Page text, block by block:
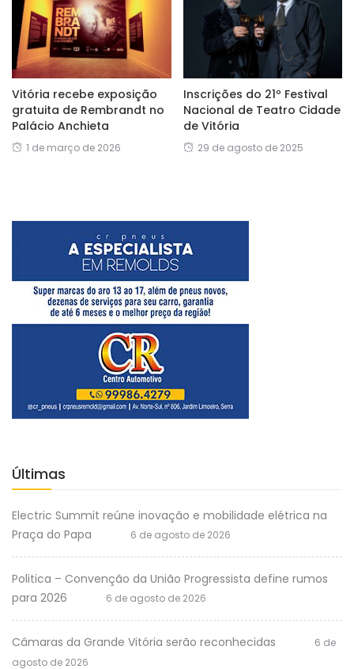
Vitória recebe exposição
gratuita de Rembrandt no
Palácio Anchieta
1 de março de 2026
Inscrições do 21º Festival
Nacional de Teatro Cidade
de Vitória
29 de agosto de 2025
Últimas
Electric Summit reúne inovação e mobilidade elétrica na
Praça do Papa
6 de agosto de 2026
Politica – Convenção da União Progressista define rumos
para 2026
6 de agosto de 2026
Câmaras da Grande Vitória serão reconhecidas
6 de
agosto de 2026